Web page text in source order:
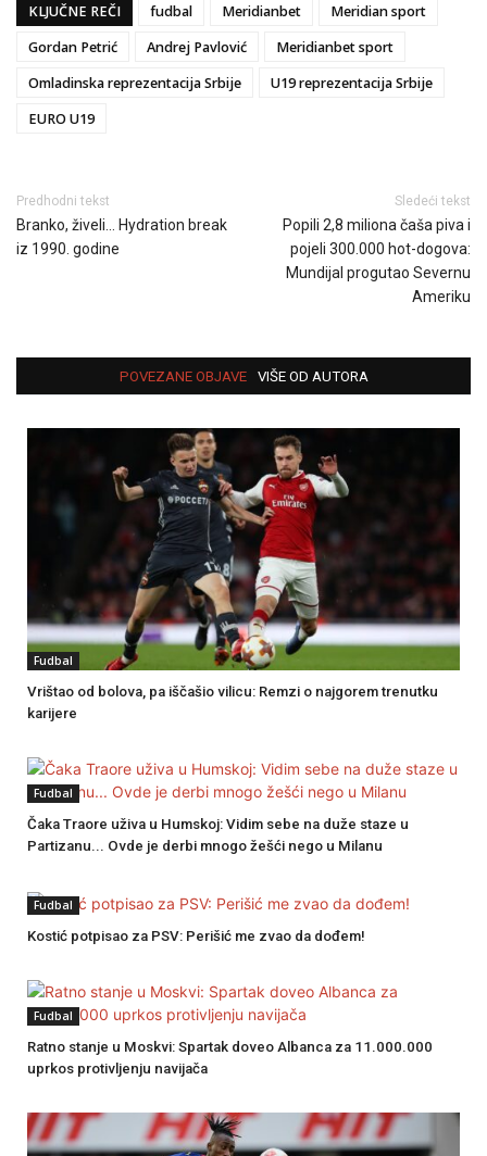
KLJUČNE REČI fudbal Meridianbet
Meridian sport
Gordan Petrić
Andrej Pavlović
Meridianbet sport
Omladinska reprezentacija Srbije
U19 reprezentacija Srbije
EURO U19
Predhodni tekst
Branko, živeli… Hydration break
iz 1990. godine
Sledeći tekst
Popili 2,8 miliona čaša piva i
pojeli 300.000 hot-dogova:
Mundijal progutao Severnu
Ameriku
POVEZANE OBJAVE VIŠE OD AUTORA
Fudbal
Vrištao od bolova, pa iščašio vilicu: Remzi o najgorem trenutku
karijere
Fudbal
Čaka Traore uživa u Humskoj: Vidim sebe na duže staze u
Partizanu... Ovde je derbi mnogo žešći nego u Milanu
Fudbal
Kostić potpisao za PSV: Perišić me zvao da dođem!
Fudbal
Ratno stanje u Moskvi: Spartak doveo Albanca za 11.000.000
uprkos protivljenju navijača